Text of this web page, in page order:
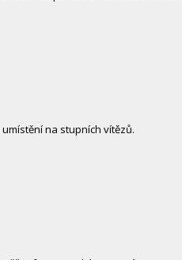
na stupních vítězů.